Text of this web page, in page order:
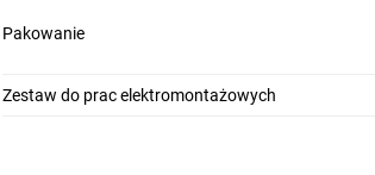
Pakowanie
Zestaw do prac elektromontażowych